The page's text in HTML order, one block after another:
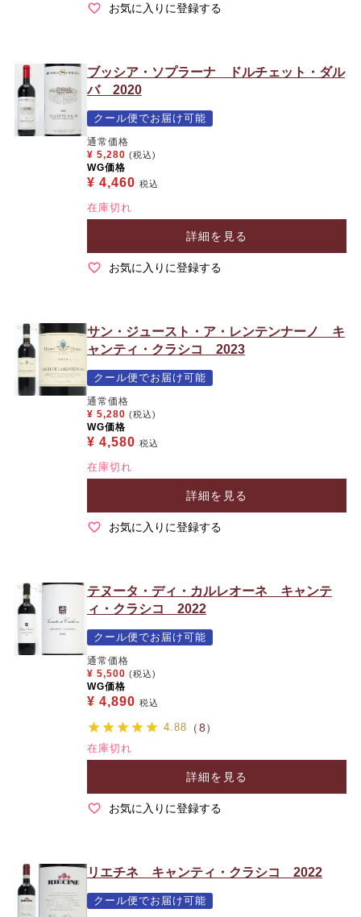
お気に入りに登録する
ブッシア・ソプラーナ ドルチェット・ダル
バ 2020
クール便でお届け可能
通常価格
¥ 5,280 (税込)
WG価格
¥ 4,460 税込
在庫切れ
詳細を見る
お気に入りに登録する
サン・ジュースト・ア・レンテンナーノ キ
ャンティ・クラシコ 2023
クール便でお届け可能
通常価格
¥ 5,280 (税込)
WG価格
¥ 4,580 税込
在庫切れ
詳細を見る
お気に入りに登録する
テヌータ・ディ・カルレオーネ キャンテ
ィ・クラシコ 2022
クール便でお届け可能
通常価格
¥ 5,500 (税込)
WG価格
¥ 4,890 税込
4.88 （8）
在庫切れ
詳細を見る
お気に入りに登録する
リエチネ キャンティ・クラシコ 2022
クール便でお届け可能